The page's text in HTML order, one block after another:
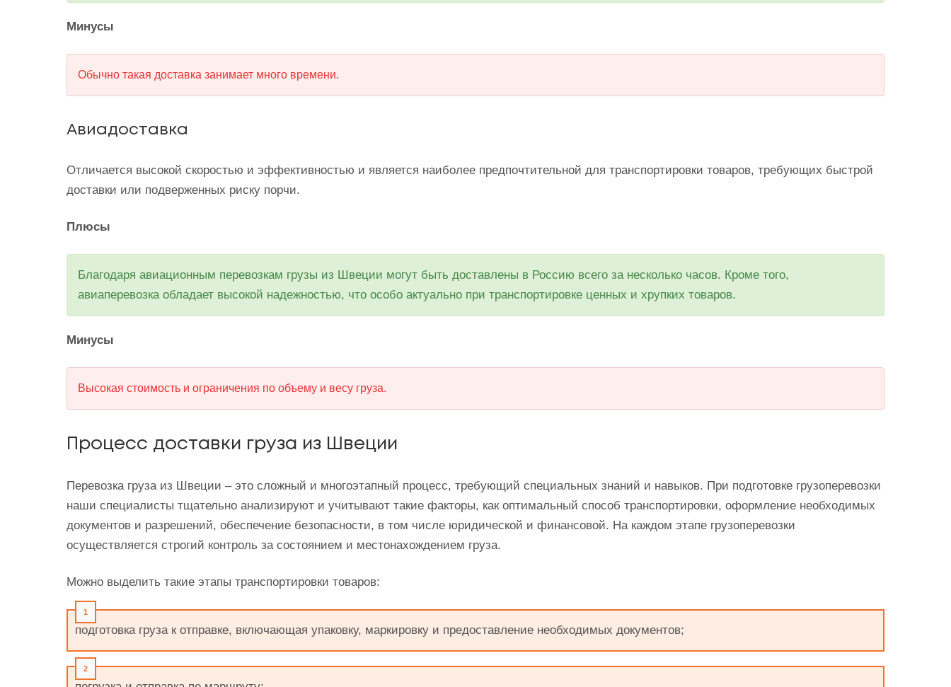
Минусы
Обычно такая доставка занимает много времени.
Авиадоставка
Отличается высокой скоростью и эффективностью и является наиболее предпочтительной для транспортировки товаров, требующих быстрой
доставки или подверженных риску порчи.
Плюсы
Благодаря авиационным перевозкам грузы из Швеции могут быть доставлены в Россию всего за несколько часов. Кроме того,
авиаперевозка обладает высокой надежностью, что особо актуально при транспортировке ценных и хрупких товаров.
Минусы
Высокая стоимость и ограничения по объему и весу груза.
Процесс доставки груза из Швеции
Перевозка груза из Швеции – это сложный и многоэтапный процесс, требующий специальных знаний и навыков. При подготовке грузоперевозки
наши специалисты тщательно анализируют и учитывают такие факторы, как оптимальный способ транспортировки, оформление необходимых
документов и разрешений, обеспечение безопасности, в том числе юридической и финансовой. На каждом этапе грузоперевозки
осуществляется строгий контроль за состоянием и местонахождением груза.
Можно выделить такие этапы транспортировки товаров:
подготовка груза к отправке, включающая упаковку, маркировку и предоставление необходимых документов;